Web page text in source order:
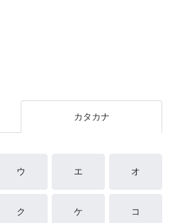
カタカナ
ウ エ オ
ク ケ コ